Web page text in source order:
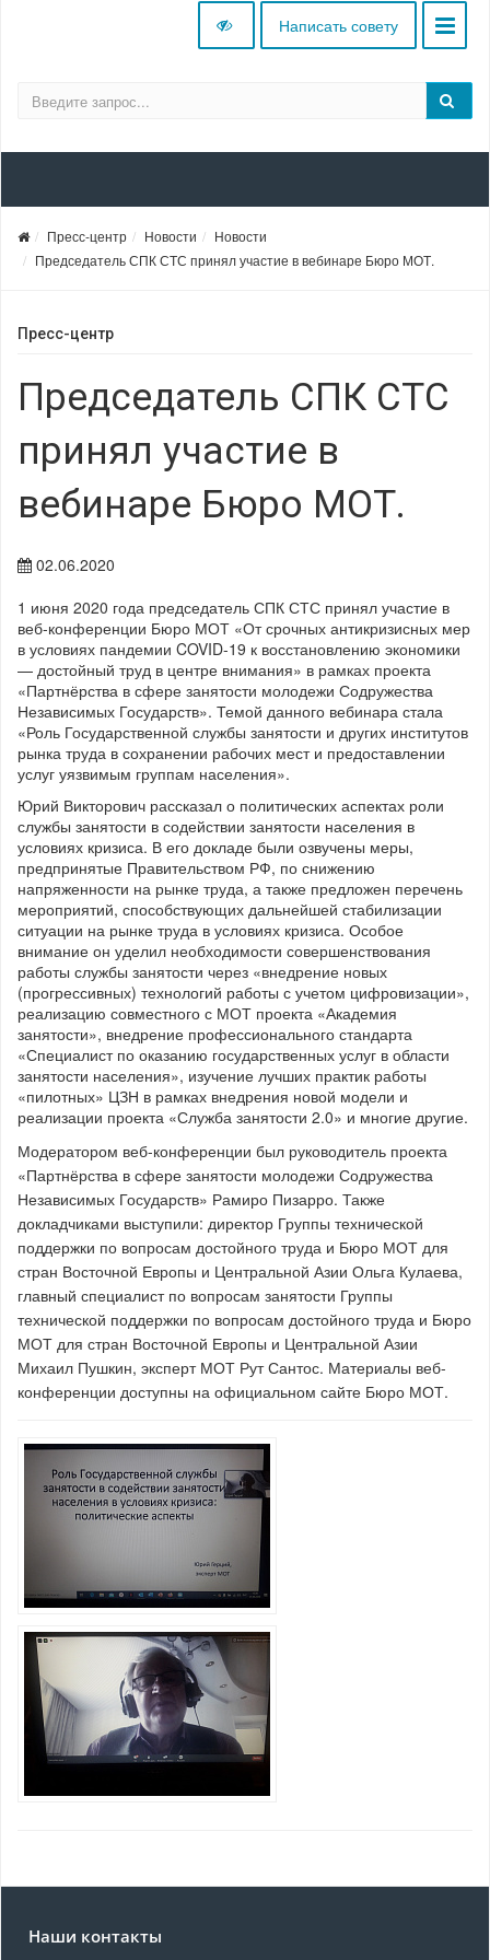
Написать совету
Пресс-центр Новости
Новости
Председатель СПК СТС принял участие в вебинаре Бюро МОТ.
Пресс-центр
Председатель СПК СТС
принял участие в
вебинаре Бюро МОТ.
02.06.2020
1 июня 2020 года председатель СПК СТС принял участие в
веб-конференции Бюро МОТ «От срочных антикризисных мер
в условиях пандемии COVID-19 к восстановлению экономики
— достойный труд в центре внимания» в рамках проекта
«Партнёрства в сфере занятости молодежи Содружества
Независимых Государств». Темой данного вебинара стала
«Роль Государственной службы занятости и других институтов
рынка труда в сохранении рабочих мест и предоставлении
услуг уязвимым группам населения».
Юрий Викторович рассказал о политических аспектах роли
службы занятости в содействии занятости населения в
условиях кризиса. В его докладе были озвучены меры,
предпринятые Правительством РФ, по снижению
напряженности на рынке труда, а также предложен перечень
мероприятий, способствующих дальнейшей стабилизации
ситуации на рынке труда в условиях кризиса. Особое
внимание он уделил необходимости совершенствования
работы службы занятости через «внедрение новых
(прогрессивных) технологий работы с учетом цифровизации»,
реализацию совместного с МОТ проекта «Академия
занятости», внедрение профессионального стандарта
«Специалист по оказанию государственных услуг в области
занятости населения», изучение лучших практик работы
«пилотных» ЦЗН в рамках внедрения новой модели и
реализации проекта «Служба занятости 2.0» и многие другие.
Модератором веб-конференции был руководитель проекта
«Партнёрства в сфере занятости молодежи Содружества
Независимых Государств» Рамиро Пизарро. Также
докладчиками выступили: директор Группы технической
поддержки по вопросам достойного труда и Бюро МОТ для
стран Восточной Европы и Центральной Азии Ольга Кулаева,
главный специалист по вопросам занятости Группы
технической поддержки по вопросам достойного труда и Бюро
МОТ для стран Восточной Европы и Центральной Азии
Михаил Пушкин, эксперт МОТ Рут Сантос. Материалы веб-
конференции доступны на официальном сайте Бюро МОТ.
Наши контакты